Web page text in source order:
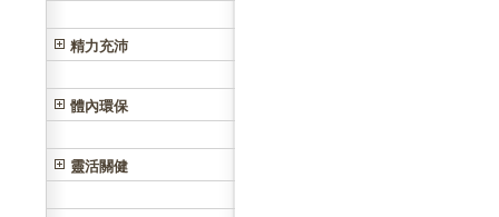
精力充沛
體內環保
靈活關健